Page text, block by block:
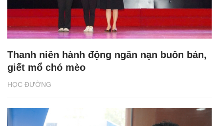
HỌC ĐƯỜNG
Thanh niên hành động ngăn nạn buôn bán,
giết mổ chó mèo